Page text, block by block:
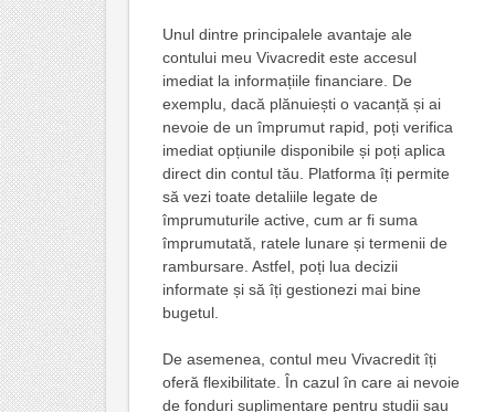
Unul dintre principalele avantaje ale
contului meu Vivacredit este accesul
imediat la informațiile financiare. De
exemplu, dacă plănuiești o vacanță și ai
nevoie de un împrumut rapid, poți verifica
imediat opțiunile disponibile și poți aplica
direct din contul tău. Platforma îți permite
să vezi toate detaliile legate de
împrumuturile active, cum ar fi suma
împrumutată, ratele lunare și termenii de
rambursare. Astfel, poți lua decizii
informate și să îți gestionezi mai bine
bugetul.
De asemenea, contul meu Vivacredit îți
oferă flexibilitate. În cazul în care ai nevoie
de fonduri suplimentare pentru studii sau